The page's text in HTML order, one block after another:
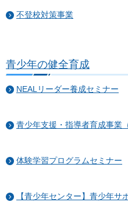
不登校対策事業
青少年の健全育成
NEALリーダー養成セミナー
青少年支援・指導者育成事業
体験学習プログラムセミナー
【青少年センター】青少年サ